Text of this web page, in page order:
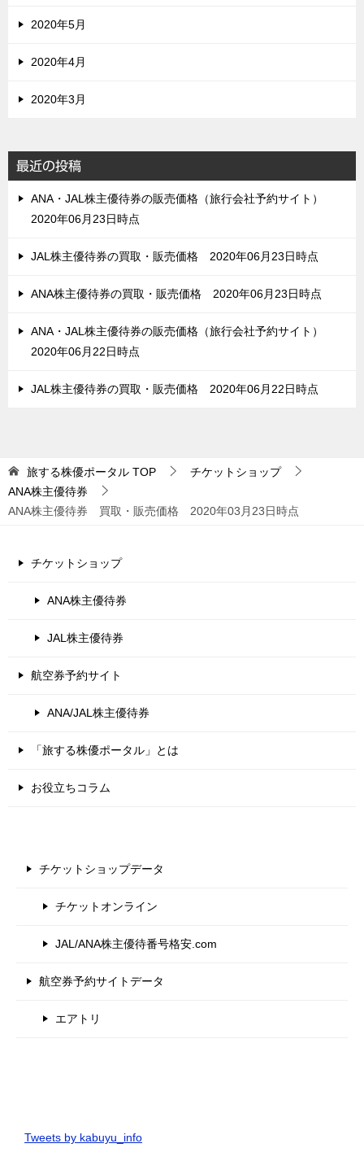
2020年5月
2020年4月
2020年3月
最近の投稿
ANA・JAL株主優待券の販売価格（旅行会社予約サイト）
2020年06月23日時点
JAL株主優待券の買取・販売価格 2020年06月23日時点
ANA株主優待券の買取・販売価格 2020年06月23日時点
ANA・JAL株主優待券の販売価格（旅行会社予約サイト）
2020年06月22日時点
JAL株主優待券の買取・販売価格 2020年06月22日時点
旅する株優ポータル TOP
チケットショップ
ANA株主優待券
ANA株主優待券 買取・販売価格 2020年03月23日時点
チケットショップ
ANA株主優待券
JAL株主優待券
航空券予約サイト
ANA/JAL株主優待券
「旅する株優ポータル」とは
お役立ちコラム
チケットショップデータ
チケットオンライン
JAL/ANA株主優待番号格安.com
航空券予約サイトデータ
エアトリ
Tweets by kabuyu_info